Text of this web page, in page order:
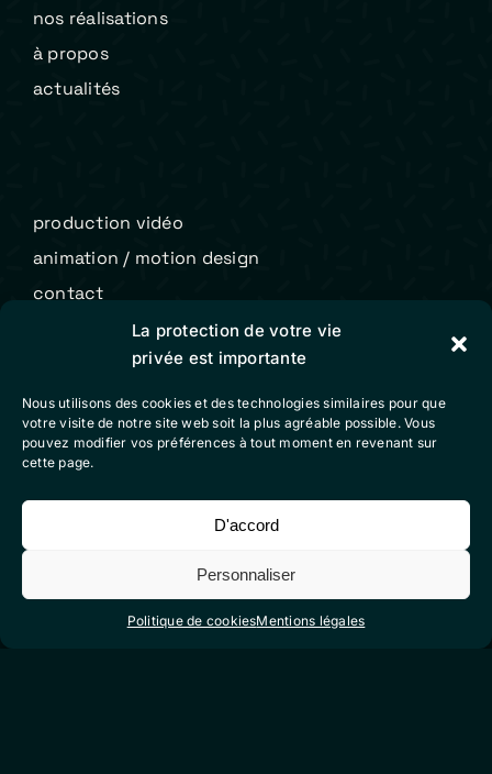
La protection de votre vie
privée est importante
Nous utilisons des cookies et des technologies similaires pour que
votre visite de notre site web soit la plus agréable possible. Vous
pouvez modifier vos préférences à tout moment en revenant sur
cette page.
D'accord
Personnaliser
Politique de cookiesMentions légales
nos réalisations
à propos
actualités
production vidéo
animation / motion design
contact
Colibri Vidéo
mentions légales
conditions générales de vente
politique de cookies (eu)
Suivez-nous sur nos réseaux sociaux